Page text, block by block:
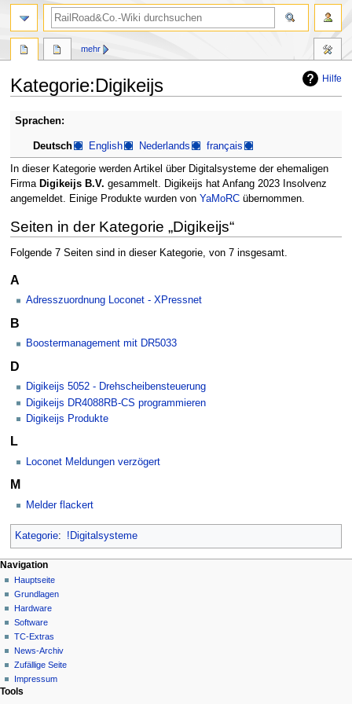
Hilfe
Kategorie:Digikeijs
Zur
springen
Zur
springen
Sprachen:
Deutsch English Nederlands français
In dieser Kategorie werden Artikel über Digitalsysteme der ehemaligen
Firma Digikeijs B.V. gesammelt. Digikeijs hat Anfang 2023 Insolvenz
angemeldet. Einige Produkte wurden von YaMoRCübernommen.
Seiten in der Kategorie „Digikeijs“
Folgende 7 Seiten sind in dieser Kategorie, von 7 insgesamt.
A
Adresszuordnung Loconet - XPressnet
B
Boostermanagement mit DR5033
D
Digikeijs 5052 - Drehscheibensteuerung
Digikeijs DR4088RB-CS programmieren
Digikeijs Produkte
L
Loconet Meldungen verzögert
M
Melder flackert
Kategorie: !Digitalsysteme
N
a
v
g
a
i
Seitenaktionen
Kategorie
Diskussion
Lesen
Quelltext
anzeigen
Versionsgeschichte
mehr
Meine Werkzeuge
Deutsch
Anmelden
Navigation
Hauptseite
Grundlagen
Hardware
Software
TC-Extras
News-Archiv
Zufällige Seite
Impressum
Suche
Tools